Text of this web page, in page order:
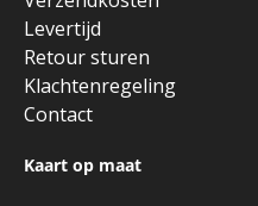
Levertijd
Retour sturen
Klachtenregeling
Contact
Kaart op maat